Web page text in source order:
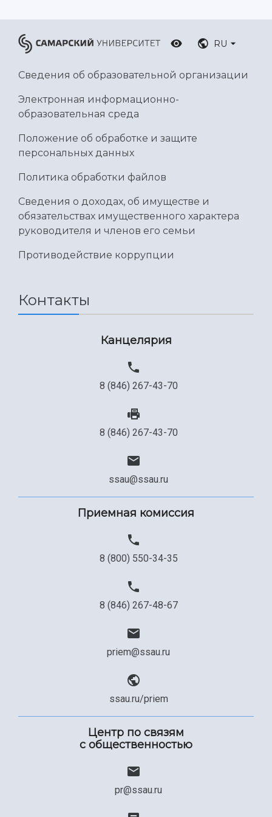
Сведения об образовательной организации
Официальные документы
RU
Сведения об образовательной организации
Электронная информационно-
образовательная среда
Положение об обработке и защите
персональных данных
Политика обработки файлов
Сведения о доходах, об имуществе и
обязательствах имущественного характера
руководителя и членов его семьи
Противодействие коррупции
Контакты
Канцелярия
8 (846) 267-43-70
8 (846) 267-43-70
ssau@ssau.ru
Приемная комиссия
8 (800) 550-34-35
8 (846) 267-48-67
priem@ssau.ru
ssau.ru/priem
Центр по связям
с общественностью
pr@ssau.ru